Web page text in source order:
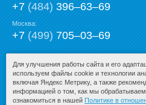
+7(484)396‒63‒69
Москва:
+7(499)705‒03‒69
E-mail:
mail@san-premium.ru
Для улучшения работы сайта и его
используем файлы cookie и технологии
включая Яндекс Метрику, а также
информацией о том, как мы
ознакомиться в нашей Политике в